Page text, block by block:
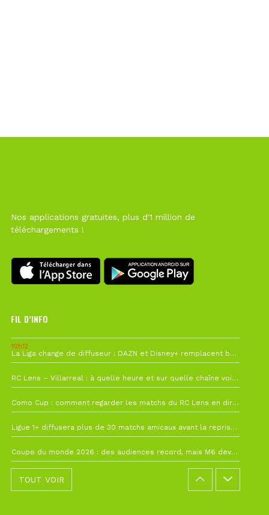
Nos applications gratuites, plus d'1 million de
téléchargements !
FIL D’INFO
10h12
La Liga change de diffuseur : DAZN et Disney+ remplacent beIN Sports !
RC Lens – Villarreal : à quelle heure et sur quelle chaîne voir la finale de la Como Cup ?
Como Cup : comment regarder les matchs du RC Lens en direct ?
Ligue 1+ diffusera plus de 30 matchs amicaux avant la reprise de la Ligue 1
Coupe du monde 2026 : des audiences record, mais M6 devrait perdre très gros !
TOUT VOIR